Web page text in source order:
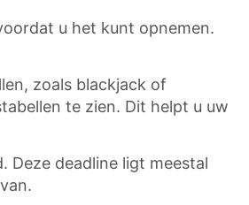
u het kunt opnemen.
zoals blackjack of
te zien. Dit helpt u uw
Deze deadline ligt meestal